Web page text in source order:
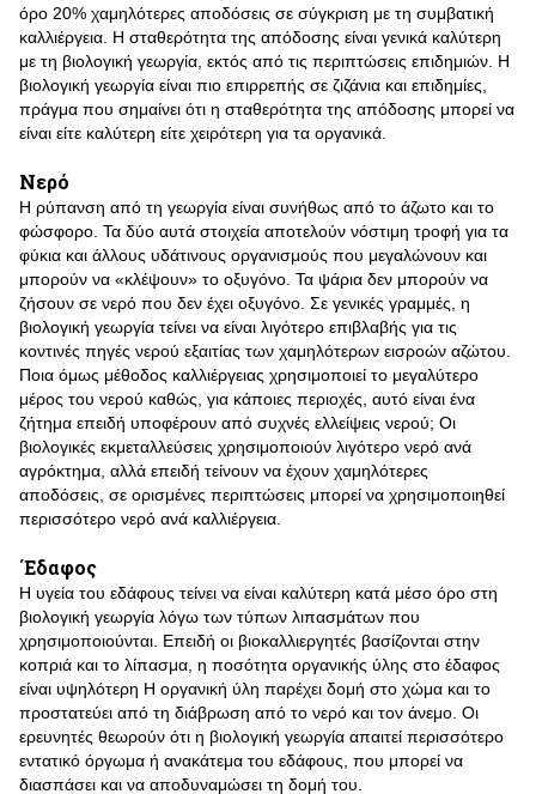
όρο 20% χαμηλότερες αποδόσεις σε σύγκριση με τη συμβατική
καλλιέργεια. Η σταθερότητα της απόδοσης είναι γενικά καλύτερη
με τη βιολογική γεωργία, εκτός από τις περιπτώσεις επιδημιών. Η
βιολογική γεωργία είναι πιο επιρρεπής σε ζιζάνια και επιδημίες,
πράγμα που σημαίνει ότι η σταθερότητα της απόδοσης μπορεί να
είναι είτε καλύτερη είτε χειρότερη για τα οργανικά.
Νερό
Η ρύπανση από τη γεωργία είναι συνήθως από το άζωτο και το
φώσφορο. Τα δύο αυτά στοιχεία αποτελούν νόστιμη τροφή για τα
φύκια και άλλους υδάτινους οργανισμούς που μεγαλώνουν και
μπορούν να «κλέψουν» το οξυγόνο. Τα ψάρια δεν μπορούν να
ζήσουν σε νερό που δεν έχει οξυγόνο. Σε γενικές γραμμές, η
βιολογική γεωργία τείνει να είναι λιγότερο επιβλαβής για τις
κοντινές πηγές νερού εξαιτίας των χαμηλότερων εισροών αζώτου.
Ποια όμως μέθοδος καλλιέργειας χρησιμοποιεί το μεγαλύτερο
μέρος του νερού καθώς, για κάποιες περιοχές, αυτό είναι ένα
ζήτημα επειδή υποφέρουν από συχνές ελλείψεις νερού; Οι
βιολογικές εκμεταλλεύσεις χρησιμοποιούν λιγότερο νερό ανά
αγρόκτημα, αλλά επειδή τείνουν να έχουν χαμηλότερες
αποδόσεις, σε ορισμένες περιπτώσεις μπορεί να χρησιμοποιηθεί
περισσότερο νερό ανά καλλιέργεια.
΄Εδαφος
Η υγεία του εδάφους τείνει να είναι καλύτερη κατά μέσο όρο στη
βιολογική γεωργία λόγω των τύπων λιπασμάτων που
χρησιμοποιούνται. Επειδή οι βιοκαλλιεργητές βασίζονται στην
κοπριά και το λίπασμα, η ποσότητα οργανικής ύλης στο έδαφος
είναι υψηλότερη Η οργανική ύλη παρέχει δομή στο χώμα και το
προστατεύει από τη διάβρωση από το νερό και τον άνεμο. Οι
ερευνητές θεωρούν ότι η βιολογική γεωργία απαιτεί περισσότερο
εντατικό όργωμα ή ανακάτεμα του εδάφους, που μπορεί να
διασπάσει και να αποδυναμώσει τη δομή του.